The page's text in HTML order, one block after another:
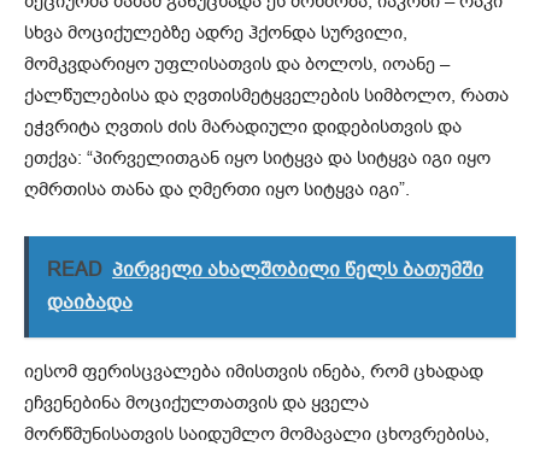
სხვა მოციქულებზე ადრე ჰქონდა სურვილი,
მომკვდარიყო უფლისათვის და ბოლოს, იოანე –
ქალწულებისა და ღვთისმეტყველების სიმბოლო, რათა
ეჭვრიტა ღვთის ძის მარადიული დიდებისთვის და
ეთქვა: “პირველითგან იყო სიტყვა და სიტყვა იგი იყო
ღმრთისა თანა და ღმერთი იყო სიტყვა იგი”.
READ პირველი ახალშობილი წელს ბათუმში
დაიბადა
იესომ ფერისცვალება იმისთვის ინება, რომ ცხადად
ეჩვენებინა მოციქულთათვის და ყველა
მორწმუნისათვის საიდუმლო მომავალი ცხოვრებისა,